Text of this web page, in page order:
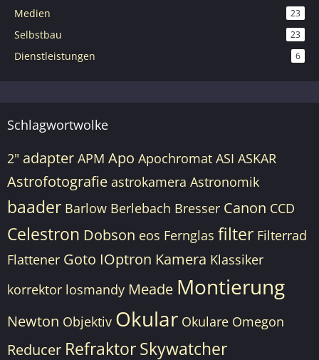
Medien 23
Selbstbau 23
Dienstleistungen 6
Schlagwortwolke
2" adapter APM Apo Apochromat ASI ASKAR
Astrofotografie astrokamera Astronomik
baader Barlow Berlebach Bresser Canon CCD
Celestron Dobson eos Fernglas filter Filterrad
Flattener Goto IOptron Kamera Klassiker
korrektor losmandy Meade Montierung
Newton Objektiv Okular Okulare Omegon
Reducer RefraktorSkywatcher